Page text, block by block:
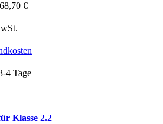
€
4 Tage
Klasse 2.2